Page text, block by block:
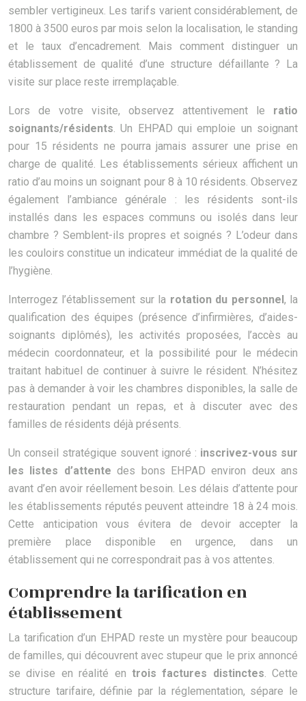
sembler vertigineux. Les tarifs varient considérablement, de
1800 à 3500 euros par mois selon la localisation, le standing
et le taux d’encadrement. Mais comment distinguer un
établissement de qualité d’une structure défaillante ? La
visite sur place reste irremplaçable.
Lors de votre visite, observez attentivement le ratio
soignants/résidents. Un EHPAD qui emploie un soignant
pour 15 résidents ne pourra jamais assurer une prise en
charge de qualité. Les établissements sérieux affichent un
ratio d’au moins un soignant pour 8 à 10 résidents. Observez
également l’ambiance générale : les résidents sont-ils
installés dans les espaces communs ou isolés dans leur
chambre ? Semblent-ils propres et soignés ? L’odeur dans
les couloirs constitue un indicateur immédiat de la qualité de
l’hygiène.
Interrogez l’établissement sur la rotation du personnel, la
qualification des équipes (présence d’infirmières, d’aides-
soignants diplômés), les activités proposées, l’accès au
médecin coordonnateur, et la possibilité pour le médecin
traitant habituel de continuer à suivre le résident. N’hésitez
pas à demander à voir les chambres disponibles, la salle de
restauration pendant un repas, et à discuter avec des
familles de résidents déjà présents.
Un conseil stratégique souvent ignoré : inscrivez-vous sur
les listes d’attente des bons EHPAD environ deux ans
avant d’en avoir réellement besoin. Les délais d’attente pour
les établissements réputés peuvent atteindre 18 à 24 mois.
Cette anticipation vous évitera de devoir accepter la
première place disponible en urgence, dans un
établissement qui ne correspondrait pas à vos attentes.
Comprendre la tarification en
établissement
La tarification d’un EHPAD reste un mystère pour beaucoup
de familles, qui découvrent avec stupeur que le prix annoncé
se divise en réalité en trois factures distinctes. Cette
structure tarifaire, définie par la réglementation, sépare le